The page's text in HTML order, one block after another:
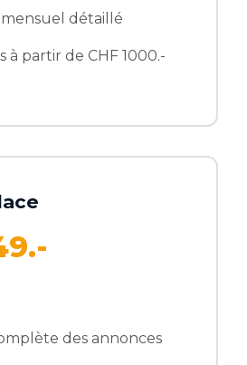
détaillé
à partir de CHF 1000.-
des annonces